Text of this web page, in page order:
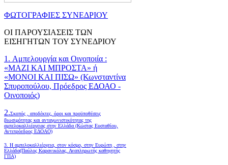
ΦΩΤΟΓΡΑΦΙΕΣ ΣΥΝΕΔΡΙΟΥ
ΟΙ ΠΑΡΟΥΣΙΑΣΕΙΣ ΤΩΝ
ΕΙΣΗΓΗΤΩΝ ΤΟΥ ΣΥΝΕΔΡΙΟΥ
1. Αμπελουργία και Οινοποιία :
«ΜΑΖΙ ΚΑΙ ΜΠΡΟΣΤΑ» ή
«ΜΟΝΟΙ ΚΑΙ ΠΙΣΩ» (Κωνσταντίνα
Σπυροπούλου, Πρόεδρος ΕΔΟΑΟ -
Οινοποιός)
2.Σκοπός , αποδέκτες, όροι και προϋποθέσεις
βιωσιμότητας και ανταγωνιστικότητας της
αμπελοκαλλιέργειας στην Ελλάδα (Κώστας Ευσταθίου,
Αντιπρόεδρος ΕΔΟΑΟ)
3. Η αμπελοκαλλιέργεια, στον κόσμο, στην Ευρώπη , στην
Ελλάδα(Παύλος Καρανικόλας, Αναπληρωτής καθηγητής
ΓΠΑ)